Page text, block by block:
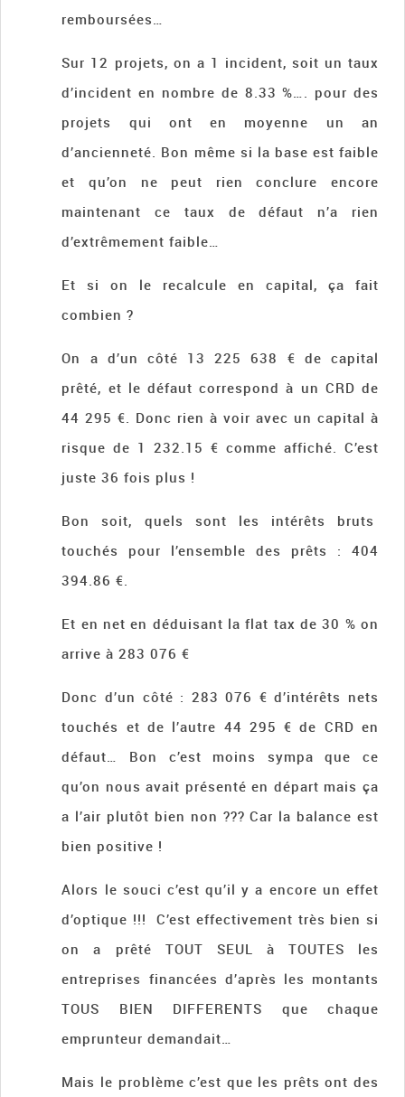
remboursées…
Sur 12 projets, on a 1 incident, soit un taux
d’incident en nombre de 8.33 %…. pour des
projets qui ont en moyenne un an
d’ancienneté. Bon même si la base est faible
et qu’on ne peut rien conclure encore
maintenant ce taux de défaut n’a rien
d’extrêmement faible…
Et si on le recalcule en capital, ça fait
combien ?
On a d’un côté 13 225 638 € de capital
prêté, et le défaut correspond à un CRD de
44 295 €. Donc rien à voir avec un capital à
risque de 1 232.15 € comme affiché. C’est
juste 36 fois plus !
Bon soit, quels sont les intérêts bruts
touchés pour l’ensemble des prêts : 404
394.86 €.
Et en net en déduisant la flat tax de 30 % on
arrive à 283 076 €
Donc d’un côté : 283 076 € d’intérêts nets
touchés et de l’autre 44 295 € de CRD en
défaut… Bon c’est moins sympa que ce
qu’on nous avait présenté en départ mais ça
a l’air plutôt bien non ??? Car la balance est
bien positive !
Alors le souci c’est qu’il y a encore un effet
d’optique !!! C’est effectivement très bien si
on a prêté TOUT SEUL à TOUTES les
entreprises financées d’après les montants
TOUS BIEN DIFFERENTS que chaque
emprunteur demandait…
Mais le problème c’est que les prêts ont des